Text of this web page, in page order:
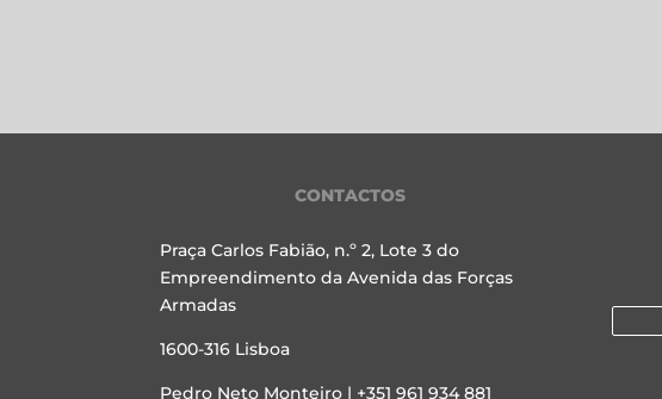
CONTACTOS
Praça Carlos Fabião, n.º 2, Lote 3 do
Empreendimento da Avenida das Forças
Armadas
1600-316 Lisboa
Pedro Neto Monteiro | +351 961 934 881